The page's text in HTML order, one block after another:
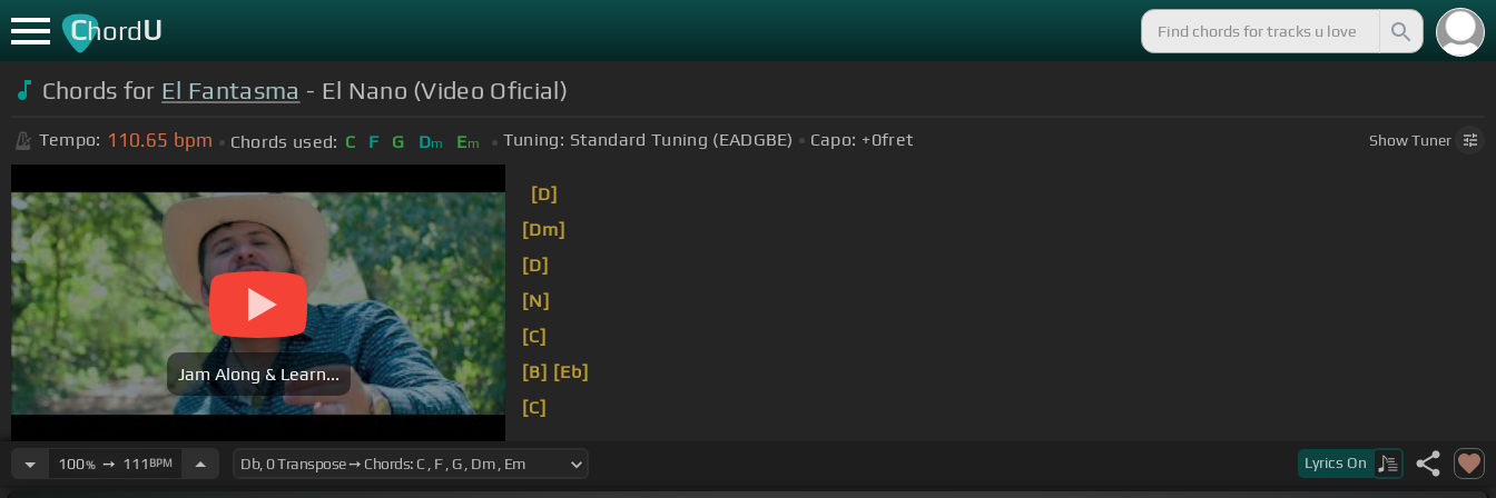
ChordU
Chords for El Fantasma - El Nano (Video Oficial)
Tempo: 110.65 bpm Chords used: C F G Dm Em Tuning: Standard Tuning (EADGBE) Capo: +0fret ShowTuner
Jam Along & Learn...
[D]
[Dm]
[D]
[N]
[C]
[B] [Eb]
[C]
100%➙ 111 BPM Lyrics On